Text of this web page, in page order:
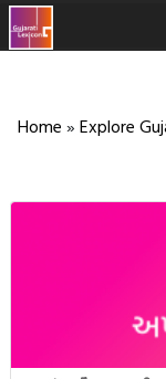
Home » Explore